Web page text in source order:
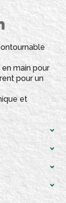
main pour
pour un
et